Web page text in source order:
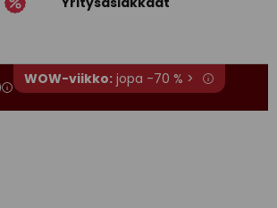
WOW-viikko: jopa -70 % >